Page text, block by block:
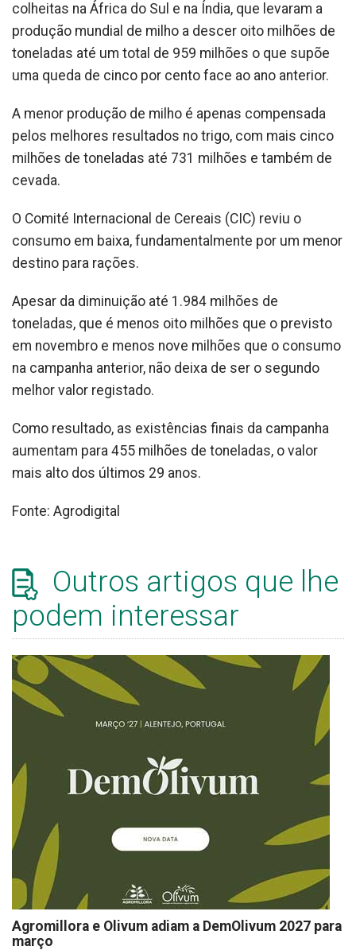
colheitas na África do Sul e na Índia, que levaram a
produção mundial de milho a descer oito milhões de
toneladas até um total de 959 milhões o que supõe
uma queda de cinco por cento face ao ano anterior.
A menor produção de milho é apenas compensada
pelos melhores resultados no trigo, com mais cinco
milhões de toneladas até 731 milhões e também de
cevada.
O Comité Internacional de Cereais (CIC) reviu o
consumo em baixa, fundamentalmente por um menor
destino para rações.
Apesar da diminuição até 1.984 milhões de
toneladas, que é menos oito milhões que o previsto
em novembro e menos nove milhões que o consumo
na campanha anterior, não deixa de ser o segundo
melhor valor registado.
Como resultado, as existências finais da campanha
aumentam para 455 milhões de toneladas, o valor
mais alto dos últimos 29 anos.
Fonte: Agrodigital
Outros artigos que lhe
podem interessar
Agromillora e Olivum adiam a DemOlivum 2027 para
março